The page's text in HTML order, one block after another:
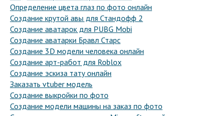
Определение цвета глаз по фото онлайн
Создание крутой авы для Стандофф 2
Создание аватарок для PUBG Mobi
Создание аватарки Бравл Старс
Создание 3D модели человека онлайн
Создание арт-работ для Roblox
Создание эскиза тату онлайн
Заказать vtuber модель
Создание выкройки по фото
Создание модели машины на заказ по фото